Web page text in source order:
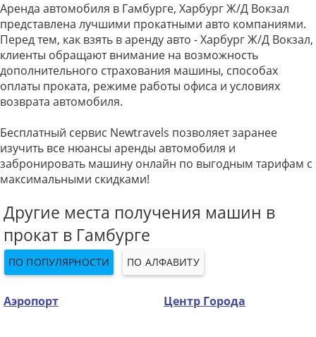
Аренда автомобиля в Гамбурге, Харбург Ж/Д Вокзал
представлена лучшими прокатными авто компаниями.
Перед тем, как взять в аренду авто - Харбург Ж/Д Вокзал,
клиенты обращают внимание на возможность
дополнительного страхования машины, способах
оплаты проката, режиме работы офиса и условиях
возврата автомобиля.
Бесплатный сервис Newtravels позволяет заранее
изучить все нюансы аренды автомобиля и
забронировать машину онлайн по выгодным тарифам с
максимальными скидками!
Другие места получения машин в
прокат в Гамбурге
ПО ПОПУЛЯРНОСТИ ПО АЛФАВИТУ
Аэропорт Центр Города